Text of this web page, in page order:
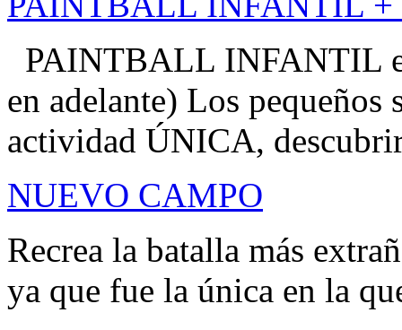
PAINTBALL INFANTIL
en adelante) Los pequeños
actividad ÚNICA,
NUEVO CAMPO
Recrea la batalla más
ya que fue la única en la